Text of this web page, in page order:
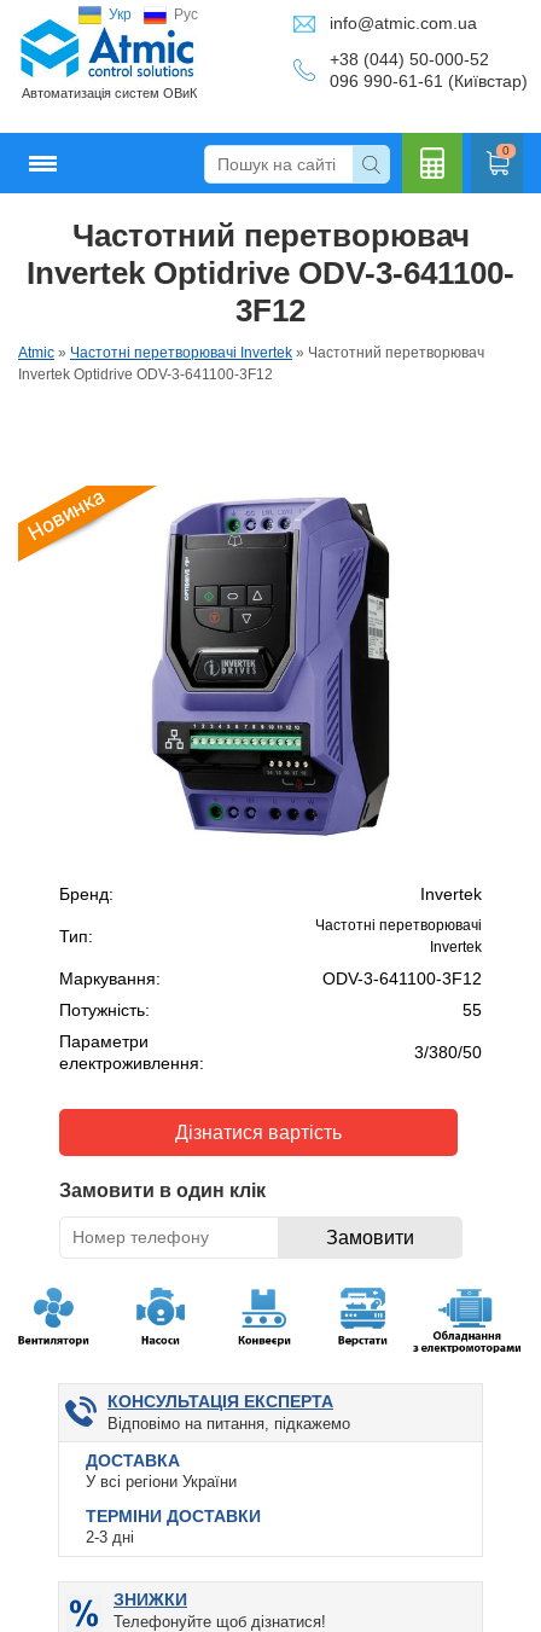
Укр Рус
Автоматизація систем ОВиК
info@atmic.com.ua
+38 (044) 50-000-52
096 990-61-61 (Київстар)
0
Частотний перетворювач
Invertek Optidrive ODV-3-641100-
3F12
Atmic » Частотні перетворювачі Invertek » Частотний перетворювач
Invertek Optidrive ODV-3-641100-3F12
Бренд: Invertek
Тип:
Частотні перетворювачі
Invertek
Маркування:
ODV-3-641100-3F12
Потужність:
55
Параметри
електроживлення:
3/380/50
Дізнатися вартість
Замовити в один клік
КОНСУЛЬТАЦІЯ ЕКСПЕРТА
Відповімо на питання, підкажемо
ДОСТАВКА
У всі регіони України
ТЕРМІНИ ДОСТАВКИ
2-3 дні
ЗНИЖКИ
Телефонуйте щоб дізнатися!